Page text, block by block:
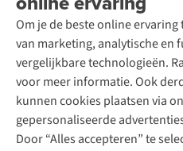
Om je de beste online
van marketing, analytische en
vergelijkbare technologieën.
voor meer informatie. Ook
kunnen cookies plaatsen via
gepersonaliseerde
Door “Alles accepteren” te
Toegankelijkheidsverklaring
Schoenonderhoud
Schoenherstelling
Kledingherstelling
Retouches
Voor bedrijven
Explore Academy
Explore Camp
Gear Check
Inspiratie & advies
Meld je aan voor de